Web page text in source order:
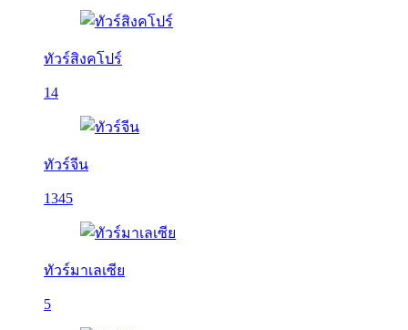
ทัวร์สิงคโปร์
14
ทัวร์จีน
1345
ทัวร์มาเลเซีย
5